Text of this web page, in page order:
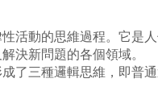
動的思維過程。它是人
決新問題的各個領域。
三種邏輯思維，即普通